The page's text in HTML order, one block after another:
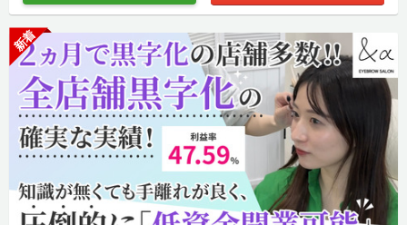
新着